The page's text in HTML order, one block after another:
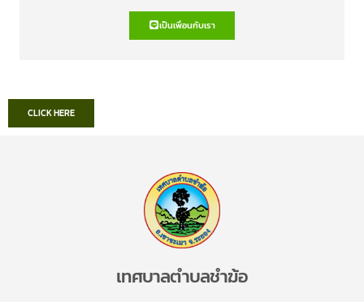
เป็นเพื่อนกับเรา
CLICK HERE
เทศบาลตำบลชำฆ้อ